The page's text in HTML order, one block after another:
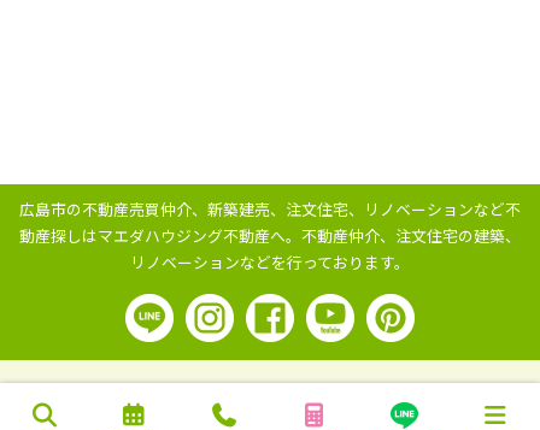
広島市の不動産売買仲介、新築建売、注文住宅、リノベーションなど不
動産探しはマエダハウジング不動産へ。 不動産仲介、注文住宅の建築、
リノベーションなどを行っております。